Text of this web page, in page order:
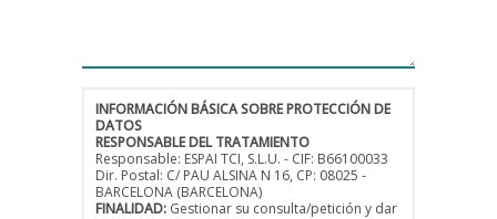
INFORMACIÓN BÁSICA SOBRE PROTECCIÓN DE
DATOS
RESPONSABLE DEL TRATAMIENTO
Responsable: ESPAI TCI, S.L.U. - CIF: B66100033
Dir. Postal: C/ PAU ALSINA N 16, CP: 08025 -
BARCELONA (BARCELONA)
FINALIDAD: Gestionar su consulta/petición y dar